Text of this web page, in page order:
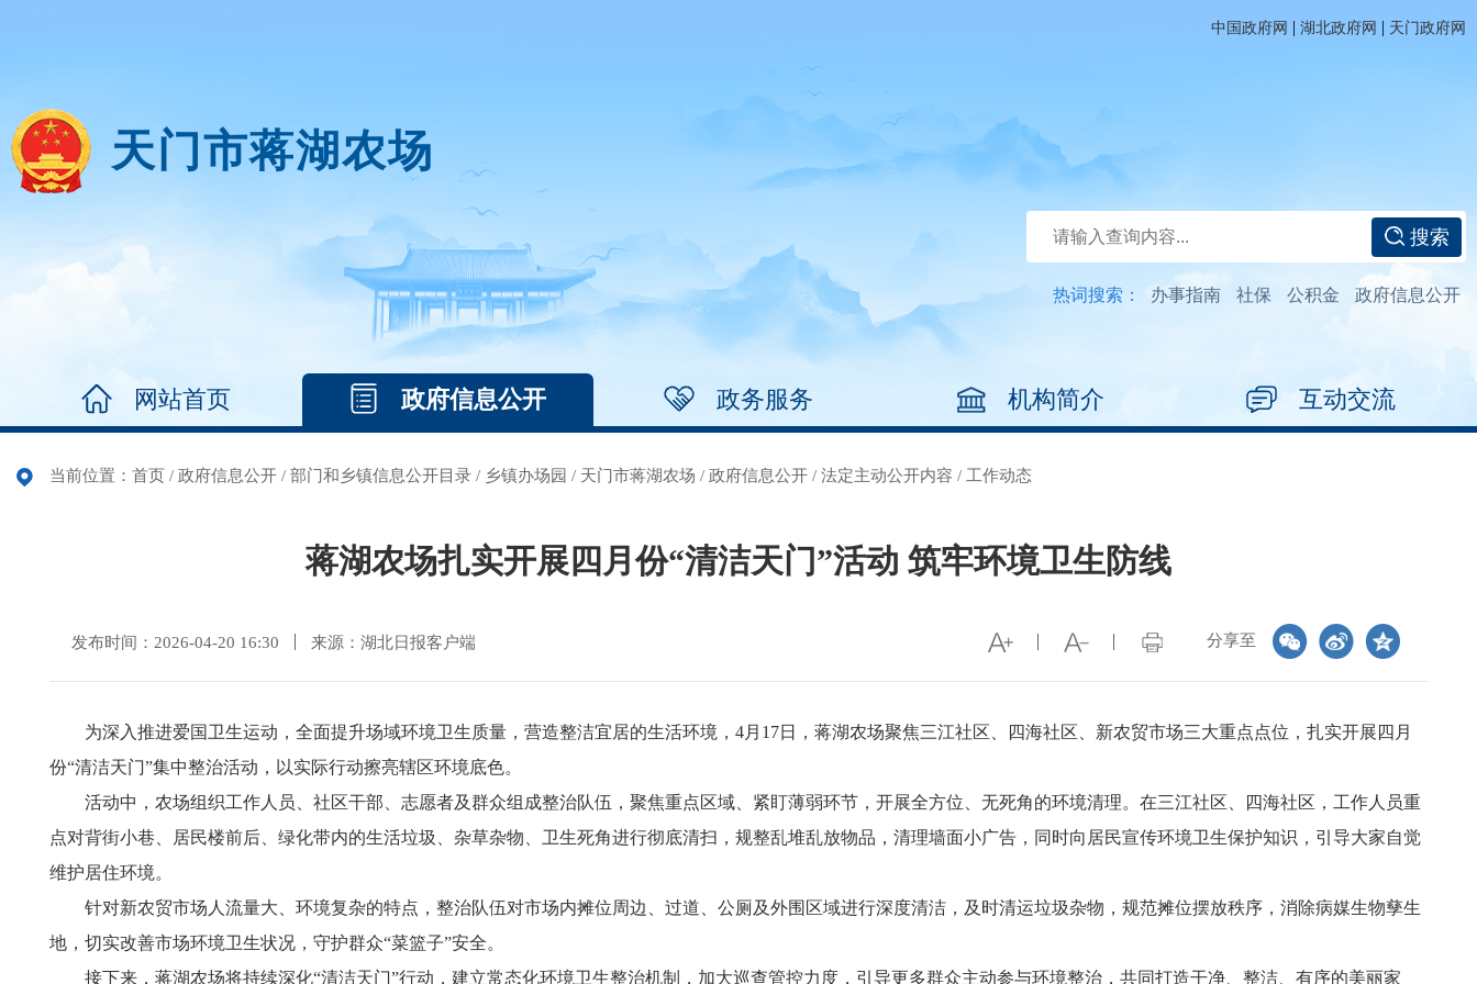
中国政府网 | 湖北政府网 | 天门政府网
天门市蒋湖农场
搜索
热词搜索： 办事指南 社保 公积金 政府信息公开
网站首页 政府信息公开 政务服务 机构简介 互动交流
当前位置： 首页 / 政府信息公开 / 部门和乡镇信息公开目录 / 乡镇办场园 / 天门市蒋湖农场 / 政府信息公开 / 法定主动公开内容 / 工作动态
蒋湖农场扎实开展四月份“清洁天门”活动 筑牢环境卫生防线
分享至
发布时间：2026-04-20 16:30 来源：湖北日报客户端
为深入推进爱国卫生运动，全面提升场域环境卫生质量，营造整洁宜居的生活环境，4月17日，蒋湖农场聚焦三江社区、四海社区、新农贸市场三大重点点位，扎实开展四月
份“清洁天门”集中整治活动，以实际行动擦亮辖区环境底色。
活动中，农场组织工作人员、社区干部、志愿者及群众组成整治队伍，聚焦重点区域、紧盯薄弱环节，开展全方位、无死角的环境清理。在三江社区、四海社区，工作人员重
点对背街小巷、居民楼前后、绿化带内的生活垃圾、杂草杂物、卫生死角进行彻底清扫，规整乱堆乱放物品，清理墙面小广告，同时向居民宣传环境卫生保护知识，引导大家自觉
维护居住环境。
针对新农贸市场人流量大、环境复杂的特点，整治队伍对市场内摊位周边、过道、公厕及外围区域进行深度清洁，及时清运垃圾杂物，规范摊位摆放秩序，消除病媒生物孳生
地，切实改善市场环境卫生状况，守护群众“菜篮子”安全。
接下来，蒋湖农场将持续深化“清洁天门”行动，建立常态化环境卫生整治机制，加大巡查管控力度，引导更多群众主动参与环境整治，共同打造干净、整洁、有序的美丽家